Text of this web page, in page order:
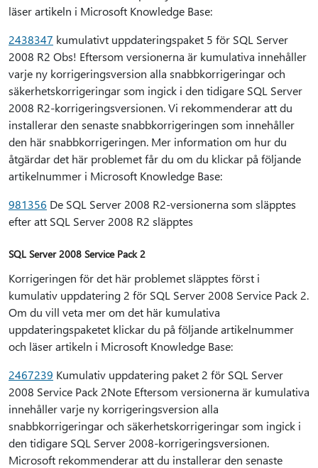
läser artikeln i Microsoft Knowledge Base:
2438347 kumulativt uppdateringspaket 5 för SQL Server
2008 R2 Obs! Eftersom versionerna är kumulativa innehåller
varje ny korrigeringsversion alla snabbkorrigeringar och
säkerhetskorrigeringar som ingick i den tidigare SQL Server
2008 R2-korrigeringsversionen. Vi rekommenderar att du
installerar den senaste snabbkorrigeringen som innehåller
den här snabbkorrigeringen. Mer information om hur du
åtgärdar det här problemet får du om du klickar på följande
artikelnummer i Microsoft Knowledge Base:
981356 De SQL Server 2008 R2-versionerna som släpptes
efter att SQL Server 2008 R2 släpptes
SQL Server 2008 Service Pack 2
Korrigeringen för det här problemet släpptes först i
kumulativ uppdatering 2 för SQL Server 2008 Service Pack 2.
Om du vill veta mer om det här kumulativa
uppdateringspaketet klickar du på följande artikelnummer
och läser artikeln i Microsoft Knowledge Base:
2467239 Kumulativ uppdatering paket 2 för SQL Server
2008 Service Pack 2Note Eftersom versionerna är kumulativa
innehåller varje ny korrigeringsversion alla
snabbkorrigeringar och säkerhetskorrigeringar som ingick i
den tidigare SQL Server 2008-korrigeringsversionen.
Microsoft rekommenderar att du installerar den senaste